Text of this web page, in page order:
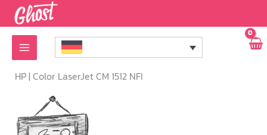
Zum
Inhalt
springen
HP | Color LaserJet CM 1512 NFI